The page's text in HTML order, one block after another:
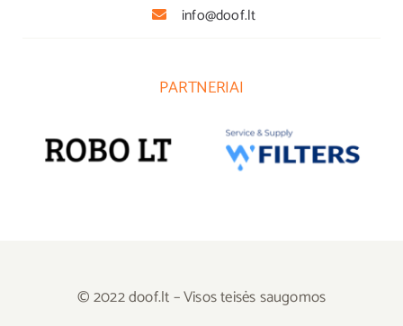
info@doof.lt
PARTNERIAI
© 2022 doof.lt – Visos teisės saugomos